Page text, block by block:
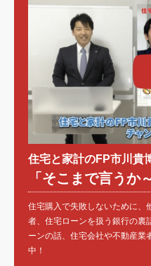
住宅と家計のFP市川貴
「そこまで言うか
住宅購入で失敗しないために、
者、住宅ローンを扱う銀行の裏
ーンの話、住宅会社や不動産業
中！